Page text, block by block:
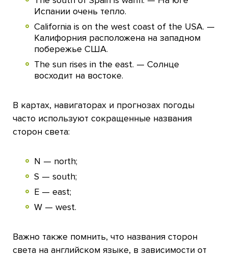
Испании очень тепло.
California is on the west coast of the USA. —
Калифорния расположена на западном
побережье США.
The sun rises in the east. — Солнце
восходит на востоке.
В картах, навигаторах и прогнозах погоды
часто используют сокращенные названия
сторон света:
N — north;
S — south;
E — east;
W — west.
Важно также помнить, что названия сторон
света на английском языке, в зависимости от